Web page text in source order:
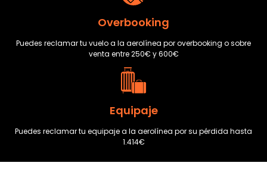
Overbooking
Puedes reclamar tu vuelo a la aerolínea por overbooking o sobre
venta entre 250€ y 600€
Equipaje
Puedes reclamar tu equipaje a la aerolínea por su pérdida hasta
1.414€